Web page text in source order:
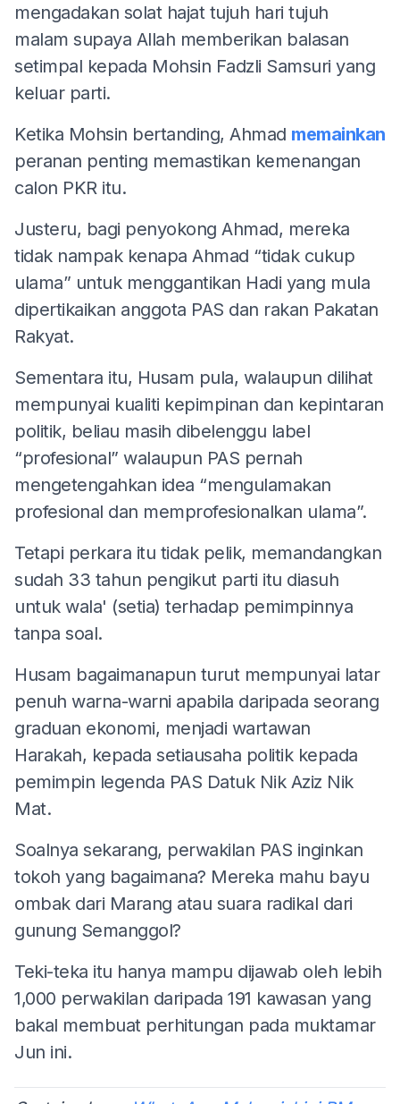
mengadakan solat hajat tujuh hari tujuh
malam supaya Allah memberikan balasan
setimpal kepada Mohsin Fadzli Samsuri yang
keluar parti.
Ketika Mohsin bertanding, Ahmad memainkan
peranan penting memastikan kemenangan
calon PKR itu.
Justeru, bagi penyokong Ahmad, mereka
tidak nampak kenapa Ahmad “tidak cukup
ulama” untuk menggantikan Hadi yang mula
dipertikaikan anggota PAS dan rakan Pakatan
Rakyat.
Sementara itu, Husam pula, walaupun dilihat
mempunyai kualiti kepimpinan dan kepintaran
politik, beliau masih dibelenggu label
“profesional” walaupun PAS pernah
mengetengahkan idea “mengulamakan
profesional dan memprofesionalkan ulama”.
Tetapi perkara itu tidak pelik, memandangkan
sudah 33 tahun pengikut parti itu diasuh
untuk wala' (setia) terhadap pemimpinnya
tanpa soal.
Husam bagaimanapun turut mempunyai latar
penuh warna-warni apabila daripada seorang
graduan ekonomi, menjadi wartawan
Harakah, kepada setiausaha politik kepada
pemimpin legenda PAS Datuk Nik Aziz Nik
Mat.
Soalnya sekarang, perwakilan PAS inginkan
tokoh yang bagaimana? Mereka mahu bayu
ombak dari Marang atau suara radikal dari
gunung Semanggol?
Teki-teka itu hanya mampu dijawab oleh lebih
1,000 perwakilan daripada 191 kawasan yang
bakal membuat perhitungan pada muktamar
Jun ini.